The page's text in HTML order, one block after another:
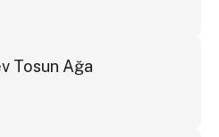
Tosun Ağa